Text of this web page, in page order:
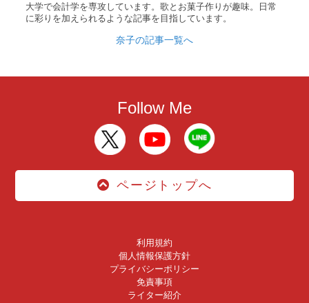
大学で会計学を専攻しています。歌とお菓子作りが趣味。日常
に彩りを加えられるような記事を目指しています。
奈子の記事一覧へ
Follow Me
ページトップへ
利用規約
個人情報保護方針
プライバシーポリシー
免責事項
ライター紹介